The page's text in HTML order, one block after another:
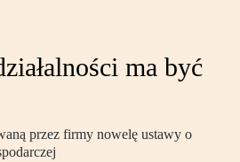
ma być
przez firmy nowelę ustawy o